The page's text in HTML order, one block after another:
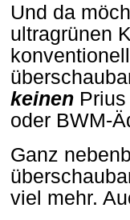
Und da
ultragrünen
keinen
oder BWM-
Ganz
viel mehr.